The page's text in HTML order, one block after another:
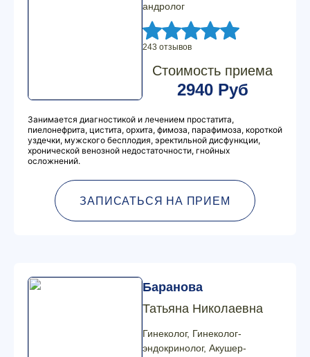
андролог
243 отзывов
Стоимость приема
2940 Руб
Занимается диагностикой и лечением простатита,
пиелонефрита, цистита, орхита, фимоза, парафимоза, короткой
уздечки, мужского бесплодия, эректильной дисфункции,
хронической венозной недостаточности, гнойных
осложнений.
ЗАПИСАТЬСЯ НА ПРИЕМ
Баранова
Татьяна Николаевна
Гинеколог, Гинеколог-
эндокринолог, Акушер-